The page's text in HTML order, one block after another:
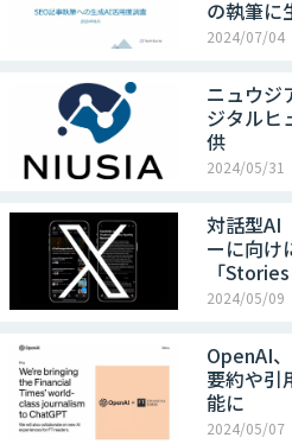
の執筆に
2024/07/04
ニュウジ
ジタルヒ
供
2024/05/31
対話型AI
ーに向け
「
2024/05/09
OpenAI
要約や引
能に
2024/05/07